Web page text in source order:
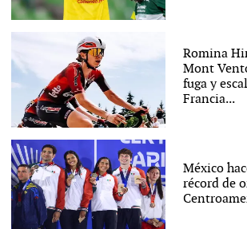
Romina
Mont
fuga y
Francia...
México
récord de